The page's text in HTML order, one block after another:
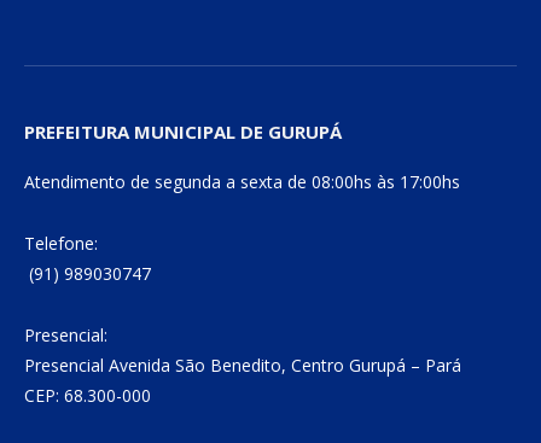
PREFEITURA MUNICIPAL DE GURUPÁ
Atendimento de segunda a sexta de 08:00hs às 17:00hs
Telefone:
(91) 989030747
Presencial:
Presencial Avenida São Benedito, Centro Gurupá – Pará
CEP: 68.300-000